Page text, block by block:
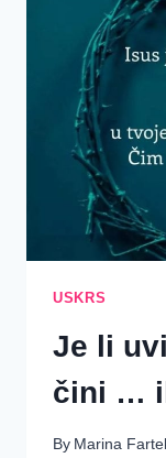
USKRS
Je li
čini …
By Marina